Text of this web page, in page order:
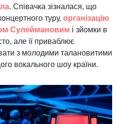
. Співачка зізналася, що
туру, організацію
Сулеймановим і зйомки в
але її приваблює
з молодими талановитими
вокального шоу країни.